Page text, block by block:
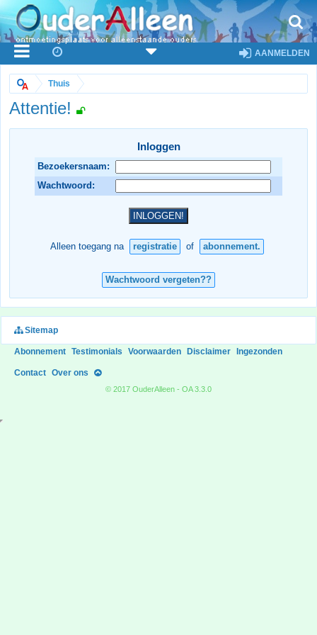
AANMELDEN
Thuis
Attentie!
Inloggen
Bezoekersnaam:
Wachtwoord:
Alleen toegang na registratie of abonnement.
Wachtwoord vergeten??
Sitemap
Abonnement Testimonials Voorwaarden Disclaimer Ingezonden
Contact Over ons
© 2017 OuderAlleen - OA 3.3.0